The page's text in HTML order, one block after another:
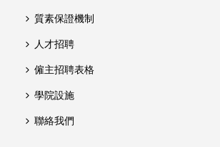
質素保證機制
人才招聘
僱主招聘表格
學院設施
聯絡我們